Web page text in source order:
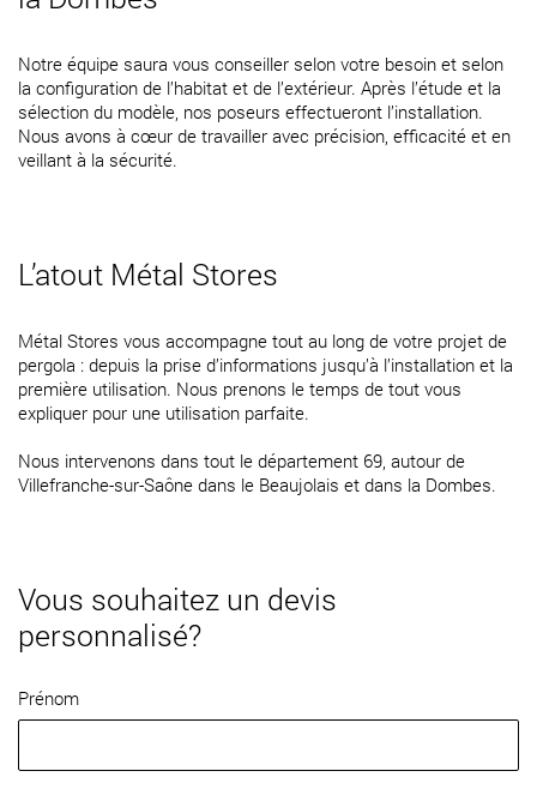
Notre équipe saura vous conseiller selon votre besoin et selon
la configuration de l’habitat et de l’extérieur. Après l’étude et la
sélection du modèle, nos poseurs effectueront l’installation.
Nous avons à cœur de travailler avec précision, efficacité et en
veillant à la sécurité.
L’atout Métal Stores
Métal Stores vous accompagne tout au long de votre projet de
pergola : depuis la prise d’informations jusqu’à l’installation et la
première utilisation. Nous prenons le temps de tout vous
expliquer pour une utilisation parfaite.
Nous intervenons dans tout le département 69, autour de
Villefranche-sur-Saône dans le Beaujolais et dans la Dombes.
Vous souhaitez un devis
personnalisé?
Prénom